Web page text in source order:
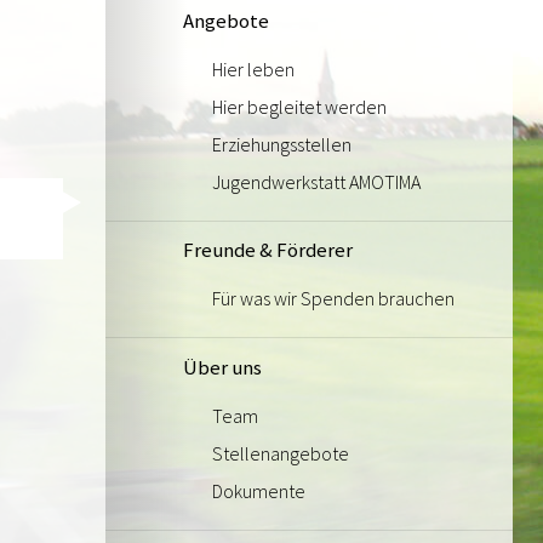
Angebote
Hier leben
Hier begleitet werden
Erziehungsstellen
Jugendwerkstatt AMOTIMA
Freunde & Förderer
Für was wir Spenden brauchen
Über uns
Team
Stellenangebote
Dokumente